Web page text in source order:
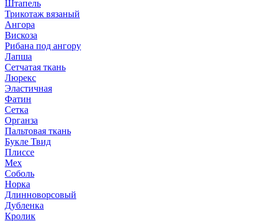
Штапель
Трикотаж вязаный
Ангора
Вискоза
Рибана под ангору
Лапша
Сетчатая ткань
Люрекс
Эластичная
Фатин
Сетка
Органза
Пальтовая ткань
Букле Твид
Плиссе
Мех
Соболь
Норка
Длинноворсовый
Дубленка
Кролик